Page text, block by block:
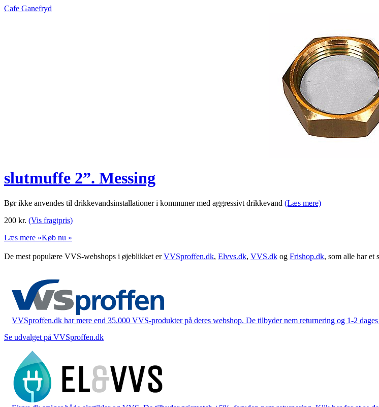
Cafe Ganefryd
slutmuffe 2”. Messing
Bør ikke anvendes til drikkevandsinstallationer i kommuner med aggressivt drikkevand (Læs mere)
200 kr. (Vis fragtpris)
Læs mere »Køb nu »
De mest populære VVS-webshops i øjeblikket erVVSproffen.dk, Elvvs.dk, VVS.dk og Frishop.dk, som alle har et
VVSproffen.dk har mere end 35.000 VVS-produkter på deres webshop. De tilbyder nem returnering og 1-2
Se udvalget på VVSproffen.dk